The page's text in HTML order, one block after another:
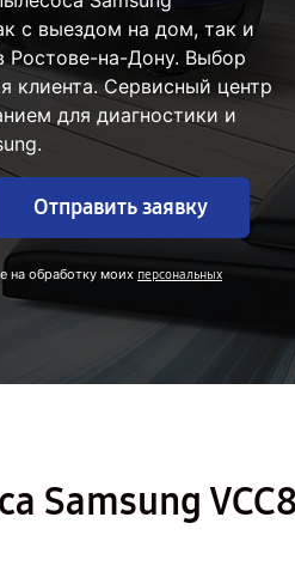
с выездом на дом, так и
Ростове-на-Дону. Выбор
клиента. Сервисный центр
для диагностики и
Отправить заявку
на обработку моих персональных
Samsung